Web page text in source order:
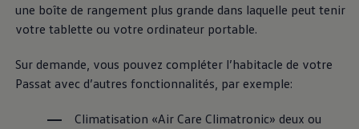
une boîte de rangement plus grande dans laquelle peut tenir
votre tablette ou votre ordinateur portable.
Sur demande, vous pouvez compléter l’habitacle de votre
Passat avec d’autres fonctionnalités, par exemple:
Climatisation «Air Care Climatronic» deux ou